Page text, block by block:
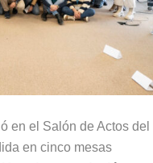
en el Salón de Actos del
en cinco mesas